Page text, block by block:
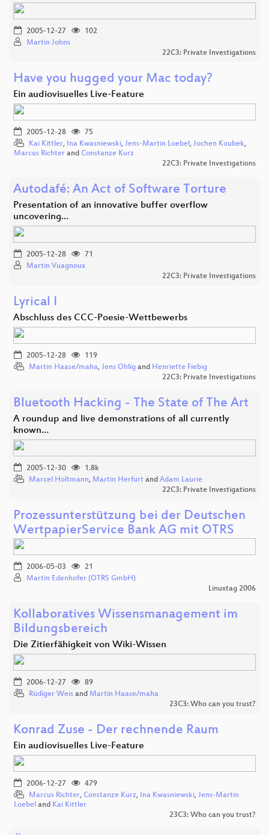
2005-12-27
102
Martin Johns
22C3: Private Investigations
Have you hugged your Mac today?
Ein audiovisuelles Live-Feature
2005-12-28
75
Kai Kittler, Ina Kwasniewski, Jens-Martin Loebel, Jochen Koubek,
Marcus Richter and Constanze Kurz
22C3: Private Investigations
Autodafé: An Act of Software Torture
Presentation of an innovative buffer overflow
uncovering…
2005-12-28
71
Martin Vuagnoux
22C3: Private Investigations
Lyrical I
Abschluss des CCC-Poesie-Wettbewerbs
2005-12-28
119
Martin Haase/maha, Jens Ohlig and Henriette Fiebig
22C3: Private Investigations
Bluetooth Hacking - The State of The Art
A roundup and live demonstrations of all currently
known…
2005-12-30
1.8k
Marcel Holtmann, Martin Herfurt and Adam Laurie
22C3: Private Investigations
Prozessunterstützung bei der Deutschen
WertpapierService Bank AG mit OTRS
2006-05-03
21
Martin Edenhofer (OTRS GmbH)
Linuxtag 2006
Kollaboratives Wissensmanagement im
Bildungsbereich
Die Zitierfähigkeit von Wiki-Wissen
2006-12-27
89
Rüdiger Weis and Martin Haase/maha
23C3: Who can you trust?
Konrad Zuse - Der rechnende Raum
Ein audiovisuelles Live-Feature
2006-12-27
479
Marcus Richter, Constanze Kurz, Ina Kwasniewski, Jens-Martin
Loebel and Kai Kittler
23C3: Who can you trust?